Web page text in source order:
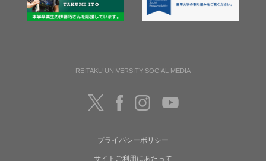
REITAKU UNIVERSITY SOCIAL MEDIA
プライバシーポリシー
サイトご利用にあたって